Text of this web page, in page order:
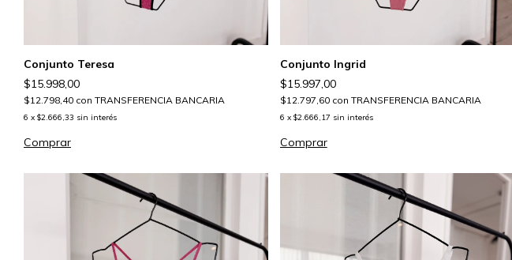
Conjunto Teresa
$15.998,00
$12.798,40 con TRANSFERENCIA BANCARIA
6 x $2.666,33 sin interés
Comprar
Conjunto Ingrid
$15.997,00
$12.797,60 con TRANSFERENCIA BANCARIA
6 x $2.666,17 sin interés
Comprar